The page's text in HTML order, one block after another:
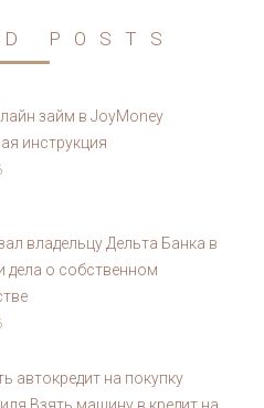
POSTS
займ в JoyMoney
инструкция
владельцу Дельта Банка в
дела о собственном
автокредит на покупку